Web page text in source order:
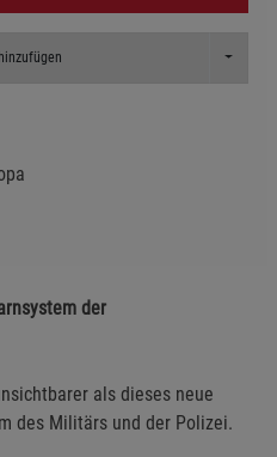
Toggle
der
als dieses neue
des Militärs und der Polizei.